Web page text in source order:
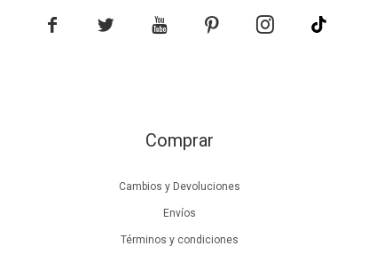
Comprar
Cambios y Devoluciones
Envíos
Términos y condiciones
    